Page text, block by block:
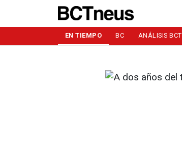
EN TIEMPO BC ANÁLISIS BCT